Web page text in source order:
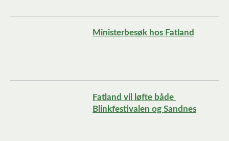
Ministerbesøk hos Fatland
Fatland vil løfte både
Blinkfestivalen og Sandnes